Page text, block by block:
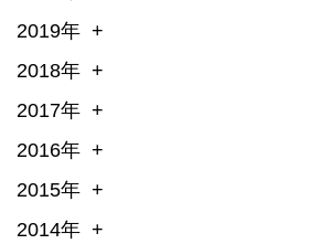
2019年
2018年
2017年
2016年
2015年
2014年